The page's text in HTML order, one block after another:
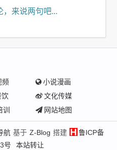
来说两句吧...
频
小说漫画
饮
文化传媒
训 网站地图
航 基于 Z-Blog 搭建
鲁ICP备
号
本站转让